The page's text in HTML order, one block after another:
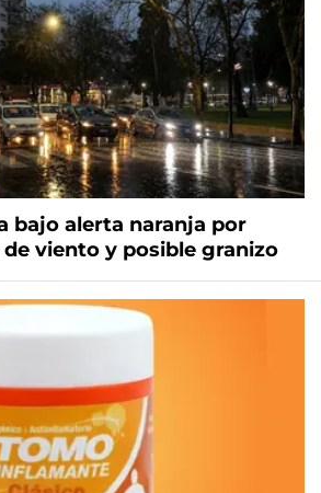
bajo alerta naranja por
viento y posible granizo